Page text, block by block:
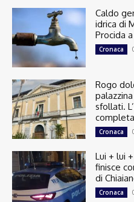
Caldo
idrica di
Procida
Cronaca
Rogo
sfollati.
Cronaca
Lui + lui
finisce
di
Cronaca